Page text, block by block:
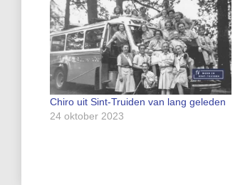
Chiro uit Sint-Truiden van lang geleden
24 oktober 2023